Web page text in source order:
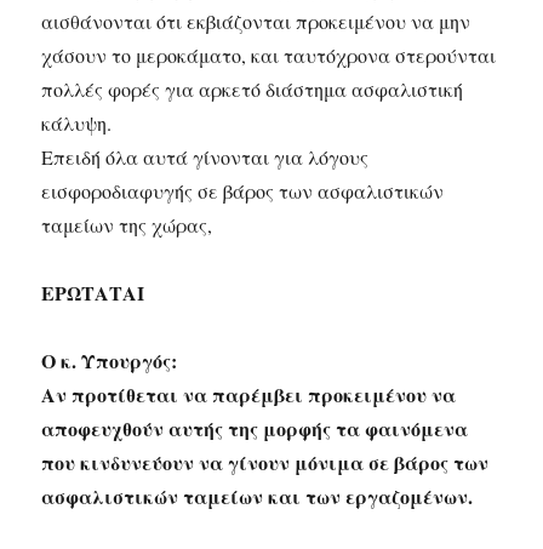
αισθάνονται ότι εκβιάζονται προκειμένου να μην
χάσουν το μεροκάματο, και ταυτόχρονα στερούνται
πολλές φορές για αρκετό διάστημα ασφαλιστική
κάλυψη.
Επειδή όλα αυτά γίνονται για λόγους
εισφοροδιαφυγής σε βάρος των ασφαλιστικών
ταμείων της χώρας,
ΕΡΩΤΑΤΑΙ
Ο κ. Υπουργός:
Αν προτίθεται να παρέμβει προκειμένου να
αποφευχθούν αυτής της μορφής τα φαινόμενα
που κινδυνεύουν να γίνουν μόνιμα σε βάρος των
ασφαλιστικών ταμείων και των εργαζομένων.